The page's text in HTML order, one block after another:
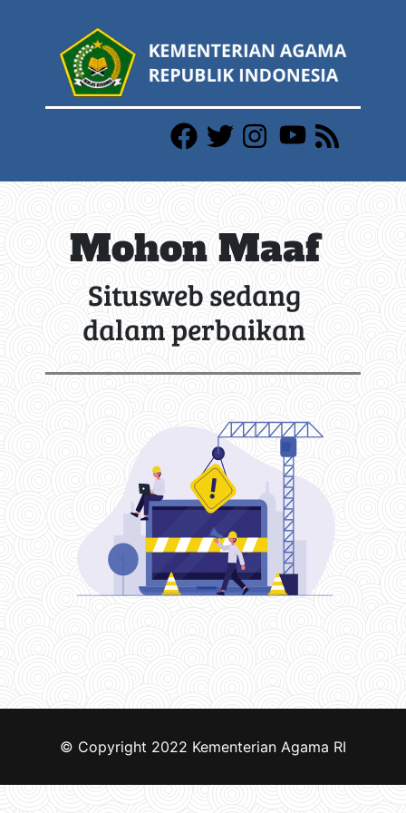
Mohon Maaf
Situsweb sedang
dalam perbaikan
© Copyright 2022 Kementerian Agama RI